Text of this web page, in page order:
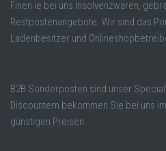
Finen ie bei uns Insolvenzwaren,
Restpostenangebote. Wir sind das
Ladenbesitzer und
B2B Sonderposten sind unser
Discountern bekommen Sie bei uns
günstigen Preisen.